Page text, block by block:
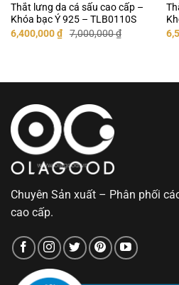
Thắt lưng da cá sấu cao cấp –
Khóa bạc Ý 925 – TLB0110S
7,000,000₫
Giá
gốc
6,400,000₫Giá
hiện
gốc
Chuyên Sản xuất – Phân phối
cao cấp.